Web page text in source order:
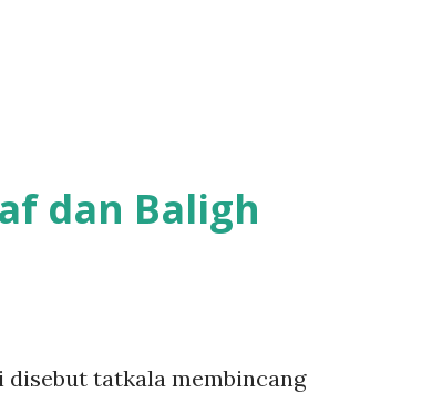
dan Baligh
tatkala membincang